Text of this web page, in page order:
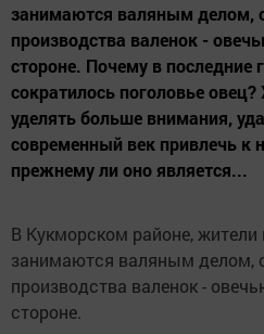
занимаются валяным делом,
производства валенок -
стороне. Почему в последние
сократилось поголовье
уделять больше внимания,
современный век привлечь к
прежнему ли оно является...
В Кукморском районе, жители
занимаются валяным делом,
производства валенок -
стороне.